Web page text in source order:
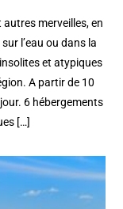
merveilles, en
l’eau ou dans la
et atypiques
A partir de 10
6 hébergements
[…]